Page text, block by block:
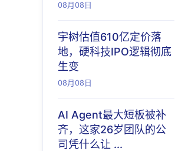
08月08日
宇树估值610亿定价落
地，硬科技IPO逻辑彻底
生变
08月08日
AI Agent最大短板被补
齐，这家26岁团队的公
司凭什么让 ...